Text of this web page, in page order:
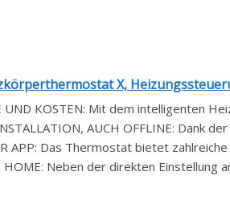
X,
UND KOSTEN: Mit dem intelligenten
AUCH OFFLINE: Dank
APP: Das Thermostat bietet
HOME: Neben der direkten Einstellung